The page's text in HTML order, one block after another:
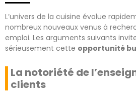
L’univers de la cuisine évolue
nombreux nouveaux venus à
emploi. Les arguments suivants
sérieusement cette opportunité
La notoriété de
clients